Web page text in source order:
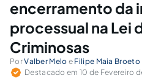
encerramento da
processual na Lei
Criminosas
PorValber Melo e Filipe Maia Broeto
Destacado em 10 de Fevereiro